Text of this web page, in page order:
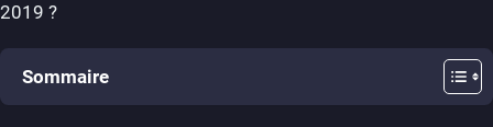
2019 ?
Sommaire